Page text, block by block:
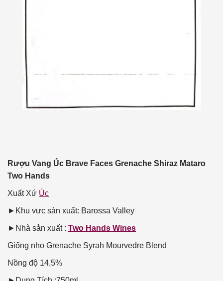
Rượu Vang Úc Brave Faces Grenache Shiraz Mataro
Two Hands
Xuất Xứ Úc
►Khu vực sản xuất: Barossa Valley
►Nhà sản xuất : Two Hands Wines
Giống nho Grenache Syrah Mourvedre Blend
Nồng độ 14,5%